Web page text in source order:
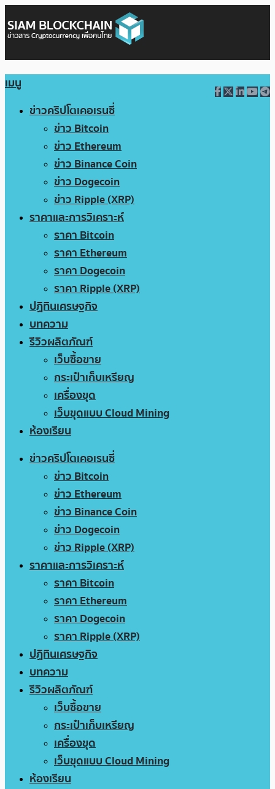
เมนู
ข่าวคริปโตเคอเรนซี่
ข่าว Bitcoin
ข่าว Ethereum
ข่าว Binance Coin
ข่าว Dogecoin
ข่าว Ripple (XRP)
ราคาและการวิเคราะห์
ราคา Bitcoin
ราคา Ethereum
ราคา Dogecoin
ราคา Ripple (XRP)
ปฏิทินเศรษฐกิจ
บทความ
รีวิวผลิตภัณฑ์
เว็บซื้อขาย
กระเป๋าเก็บเหรียญ
เครื่องขุด
เว็บขุดแบบ Cloud Mining
ห้องเรียน
ข่าวคริปโตเคอเรนซี่
ข่าว Bitcoin
ข่าว Ethereum
ข่าว Binance Coin
ข่าว Dogecoin
ข่าว Ripple (XRP)
ราคาและการวิเคราะห์
ราคา Bitcoin
ราคา Ethereum
ราคา Dogecoin
ราคา Ripple (XRP)
ปฏิทินเศรษฐกิจ
บทความ
รีวิวผลิตภัณฑ์
เว็บซื้อขาย
กระเป๋าเก็บเหรียญ
เครื่องขุด
เว็บขุดแบบ Cloud Mining
ห้องเรียน